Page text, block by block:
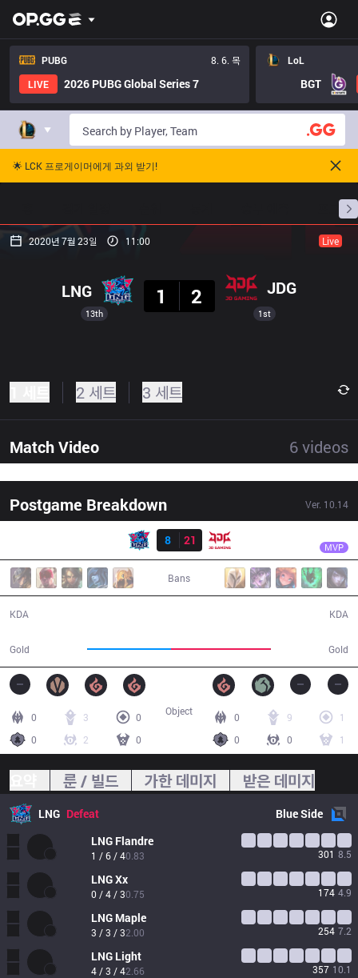
PUBG
8. 6. 목
LIVE
2026 PUBG Global Series 7
LoL
BGT
🌟 LCK 프로게이머에게 과외 받기!
프로빌
2020년 7월 23일 11:00 Live
13th
LNG
1
2 JDG
1st
2 세트 3 세트
Match Video 6videos
Postgame Breakdown Ver. 10.14
8
21 MVP
Bans
KDA
Gold Gold
KDA
0 3
0
0
2 0
0 9
1
0
0 1
Object
룬 / 빌드 가한 데미지 받은 데미지
LNG Defeat BlueSide
LNG Flandre
1 / 6 / 40.83 301 8.5
LNGXx
0 / 4 / 30.75 174 4.9
LNG Maple
3 / 3 / 32.00 254 7.2
LNG Light
4 / 3 / 42.66 357 10.1